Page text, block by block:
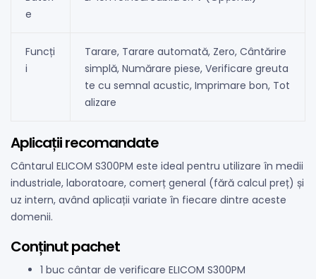
e
Funcți
i
Tarare, Tarare automată, Zero, Cântărire
simplă, Numărare piese, Verificare greuta
te cu semnal acustic, Imprimare bon, Tot
alizare
Aplicații recomandate
Cântarul ELICOM S300PM este ideal pentru utilizare în medii
industriale, laboratoare, comerț general (fără calcul preț) și
uz intern, având aplicații variate în fiecare dintre aceste
domenii.
Conținut pachet
1 buc cântar de verificare ELICOM S300PM